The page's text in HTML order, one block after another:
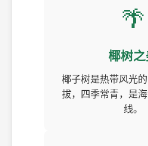
🌴
椰树
椰子树是热带风光
拔，四季常青，是
线。